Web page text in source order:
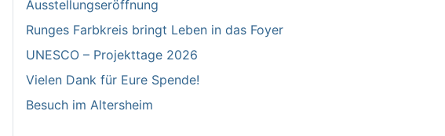
Ausstellungseröffnung
Runges Farbkreis bringt Leben in das Foyer
UNESCO – Projekttage 2026
Vielen Dank für Eure Spende!
Besuch im Altersheim